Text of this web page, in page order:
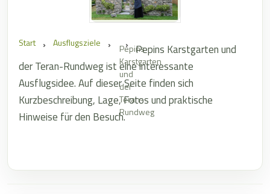
Start Ausflugsziele
Pepins
Karstgarten
und
der
Teran-
Rundweg
Pepins Karstgarten und
der Teran-Rundweg ist eine interessante
Ausflugsidee. Auf dieser Seite finden sich
Kurzbeschreibung, Lage, Fotos und praktische
Hinweise für den Besuch.